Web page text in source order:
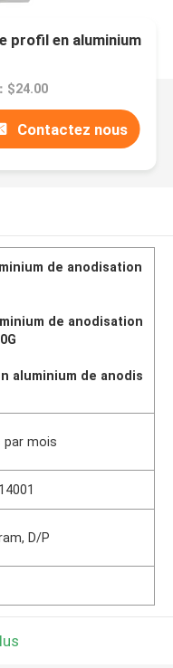
profil en aluminium
$24.00
Contactez nous
de anodisation
de anodisation
aluminium de anodis
par mois
D/P